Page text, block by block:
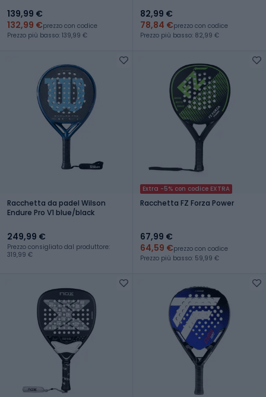
139,99 €
132,99 €prezzo con codice
Prezzo più basso: 139,99 €
82,99 €
78,84 €prezzo con codice
Prezzo più basso: 82,99 €
Racchetta da padel Wilson
Endure Pro V1 blue/black
249,99 €
Prezzo consigliato dal produttore:
319,99 €
Extra -5% con codice EXTRA
Racchetta FZ Forza Power
67,99 €
64,59 €prezzo con codice
Prezzo più basso: 59,99 €